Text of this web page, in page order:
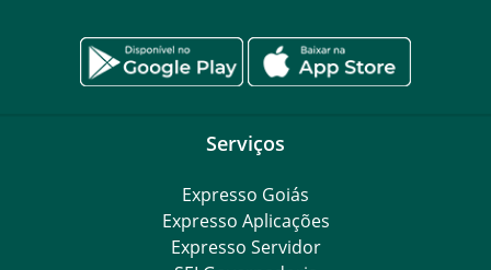
Serviços
Expresso Goiás
Expresso Aplicações
Expresso Servidor